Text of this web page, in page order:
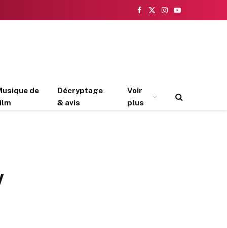
Facebook
X
Instagram
YouTube
de
Décryptage
& avis
Voir
plus